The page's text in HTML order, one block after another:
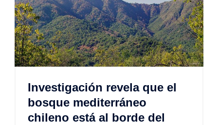
Investigación revela que el
bosque mediterráneo
chileno está al borde del